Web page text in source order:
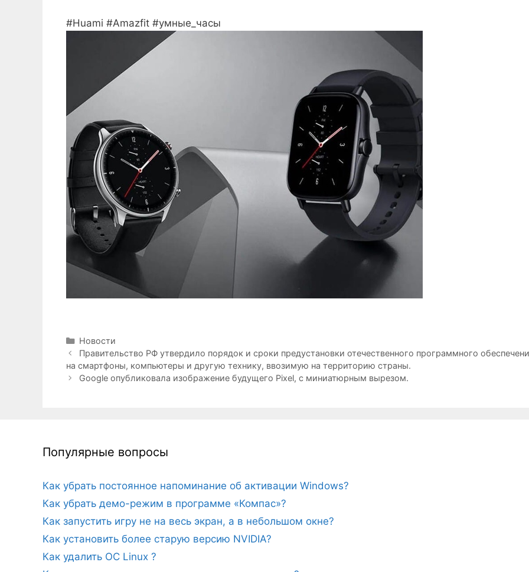
#Huami #Amazfit #умные_часы
Рубрики
Новости
Правительство РФ утвердило порядок и сроки предустановки отечественного программного
на смартфоны, компьютеры и другую технику, ввозимую на территорию страны.
Google опубликовала изображение будущего Pixel, с миниатюрным вырезом.
Популярные вопросы
Как убрать постоянное напоминание об активации Windows?
Как убрать демо-режим в программе «Компас»?
Как запустить игру не на весь экран, а в небольшом окне?
Как установить более старую версию NVIDIA?
Как удалить ОС Linux ?